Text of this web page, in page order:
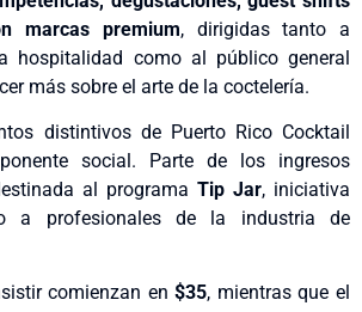
marcas premium, dirigidas tanto a
hospitalidad como al público general
más sobre el arte de la coctelería.
distintivos de Puerto Rico Cocktail
social. Parte de los ingresos
al programa Tip Jar, iniciativa
a profesionales de la industria de
comienzan en$35, mientras que el